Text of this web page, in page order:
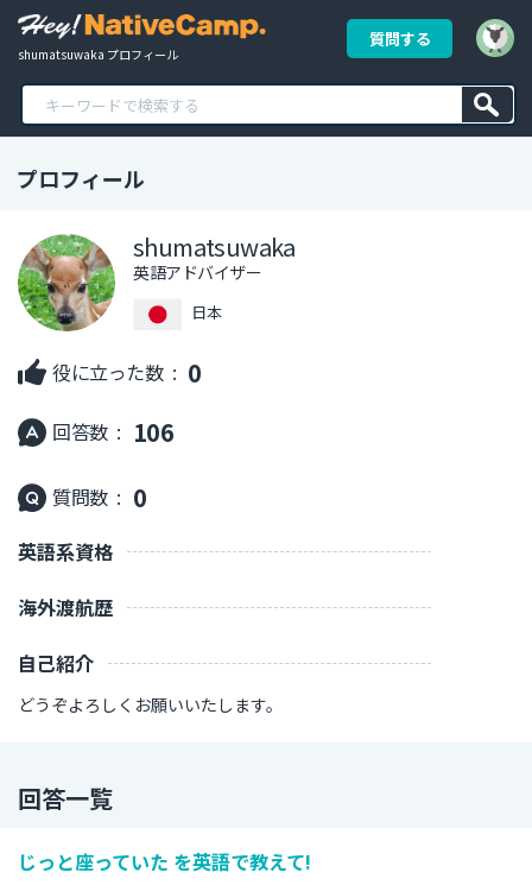
shumatsuwaka プロフィール
質問する
プロフィール
shumatsuwaka
英語アドバイザー
日本
役に立った数 : 0
回答数 : 106
質問数 : 0
英語系資格
海外渡航歴
自己紹介
どうぞよろしくお願いいたします。
回答一覧
じっと座っていた を英語で教えて!